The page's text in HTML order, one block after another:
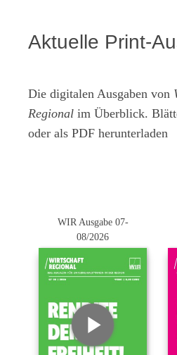
Aktuelle Print-
Die digitalen Ausgaben von
Regional im Überblick.
oder als PDF herunterladen
WIR Ausgabe 07-
08/2026